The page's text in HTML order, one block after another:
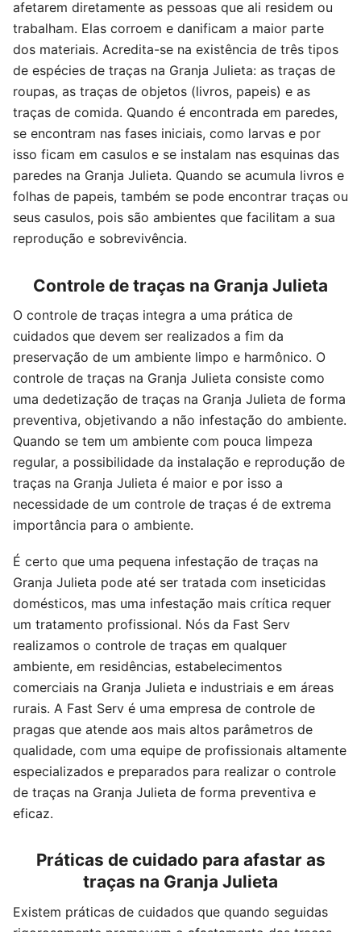
afetarem diretamente as pessoas que ali residem ou
trabalham. Elas corroem e danificam a maior parte
dos materiais. Acredita-se na existência de três tipos
de espécies de traças na Granja Julieta: as traças de
roupas, as traças de objetos (livros, papeis) e as
traças de comida. Quando é encontrada em paredes,
se encontram nas fases iniciais, como larvas e por
isso ficam em casulos e se instalam nas esquinas das
paredes na Granja Julieta. Quando se acumula livros e
folhas de papeis, também se pode encontrar traças ou
seus casulos, pois são ambientes que facilitam a sua
reprodução e sobrevivência.
Controle de traças na Granja Julieta
O controle de traças integra a uma prática de
cuidados que devem ser realizados a fim da
preservação de um ambiente limpo e harmônico. O
controle de traças na Granja Julieta consiste como
uma dedetização de traças na Granja Julieta de forma
preventiva, objetivando a não infestação do ambiente.
Quando se tem um ambiente com pouca limpeza
regular, a possibilidade da instalação e reprodução de
traças na Granja Julieta é maior e por isso a
necessidade de um controle de traças é de extrema
importância para o ambiente.
É certo que uma pequena infestação de traças na
Granja Julieta pode até ser tratada com inseticidas
domésticos, mas uma infestação mais crítica requer
um tratamento profissional. Nós da Fast Serv
realizamos o controle de traças em qualquer
ambiente, em residências, estabelecimentos
comerciais na Granja Julieta e industriais e em áreas
rurais. A Fast Serv é uma empresa de controle de
pragas que atende aos mais altos parâmetros de
qualidade, com uma equipe de profissionais altamente
especializados e preparados para realizar o controle
de traças na Granja Julieta de forma preventiva e
eficaz.
Práticas de cuidado para afastar as
traças na Granja Julieta
Existem práticas de cuidados que quando seguidas